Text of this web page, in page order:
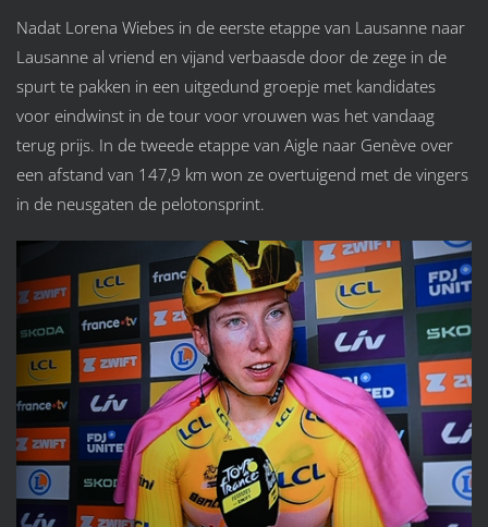
Nadat Lorena Wiebes in de eerste etappe van Lausanne naar
Lausanne al vriend en vijand verbaasde door de zege in de
spurt te pakken in een uitgedund groepje met kandidates
voor eindwinst in de tour voor vrouwen was het vandaag
terug prijs. In de tweede etappe van Aigle naar Genève over
een afstand van 147,9 km won ze overtuigend met de vingers
in de neusgaten de pelotonsprint.